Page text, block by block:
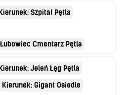
Szpital Pętla
Cmentarz Pętla
Jeleń Łęg Pętla
Kierunek: Gigant Osiedle